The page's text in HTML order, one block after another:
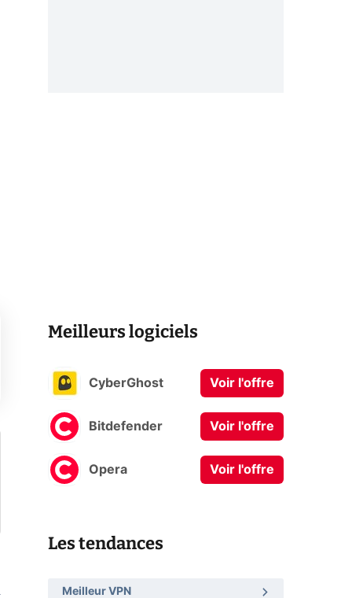
Meilleurs logiciels
CyberGhost Voir l'offre
Bitdefender Voir l'offre
Opera Voir l'offre
Les tendances
Meilleur VPN